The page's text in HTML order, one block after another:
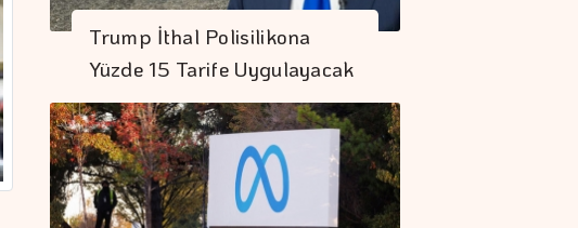
Trump İthal Polisilikona
Yüzde 15 Tarife Uygulayacak
BNP Paribas